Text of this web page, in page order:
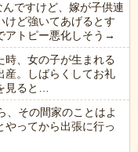
ですけど、嫁が子供連
けど強いてあげるとす
アトピー悪化しそう→
時、女の子が生まれる
産。しばらくしてお礼
見ると…
、その間家のことはよ
やってから出張に行っ